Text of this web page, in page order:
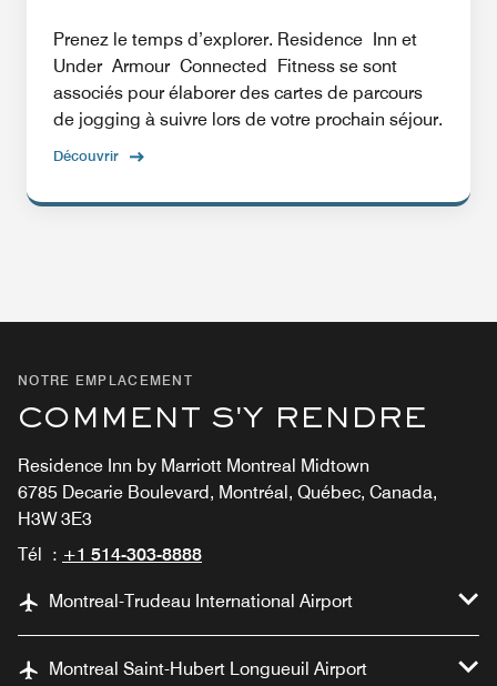
Prenez le temps d’explorer. Residence Inn et
Under Armour Connected Fitness se sont
associés pour élaborer des cartes de parcours
de jogging à suivre lors de votre prochain séjour.
Découvrir
NOTRE EMPLACEMENT
COMMENT S'Y RENDRE
Residence Inn by Marriott Montreal Midtown
6785 Decarie Boulevard, Montréal, Québec, Canada,
H3W 3E3
Tél : +1 514-303-8888
Montreal-Trudeau International Airport
Montreal Saint-Hubert Longueuil Airport